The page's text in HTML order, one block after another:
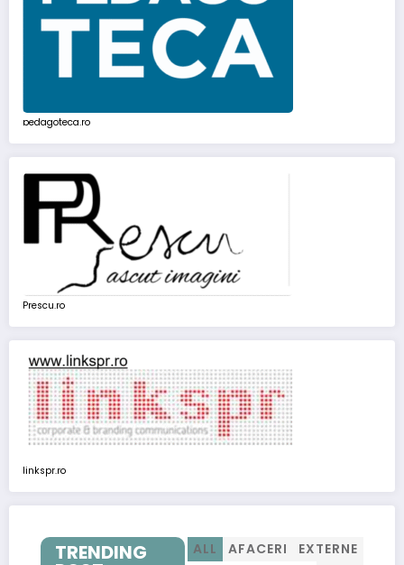
pedagoteca.ro
Prescu.ro
linkspr.ro
TRENDING ALL AFACERI
EXTERNE